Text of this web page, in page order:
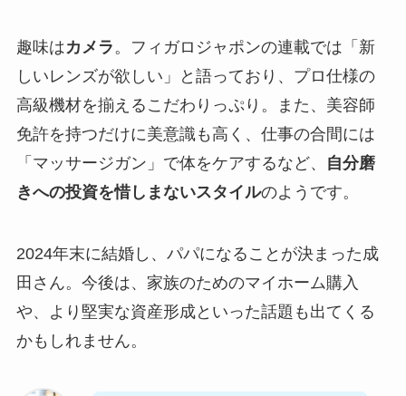
趣味はカメラ。フィガロジャポンの連載では「新
しいレンズが欲しい」と語っており、プロ仕様の
高級機材を揃えるこだわりっぷり。また、美容師
免許を持つだけに美意識も高く、仕事の合間には
「マッサージガン」で体をケアするなど、
自分磨
きへの投資を惜しまないスタイルのようです。
2024年末に結婚し、パパになることが決まった成
田さん。今後は、家族のためのマイホーム購入
や、より堅実な資産形成といった話題も出てくる
かもしれません。